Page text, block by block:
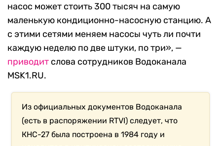
насос может стоить 300 тысяч на самую
маленькую кондиционно-насосную станцию. А
с этими сетями меняем насосы чуть ли почти
каждую неделю по две штуки, по три», —
приводит слова сотрудников Водоканала
MSK1.RU.
Из официальных документов Водоканала
(есть в распоряжении RTVI) следует, что
КНС-27 была построена в 1984 году и